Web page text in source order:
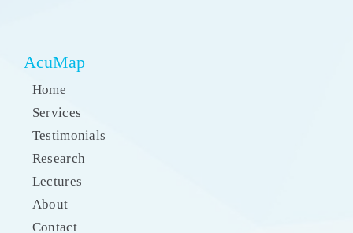
AcuMap
Home
Services
Testimonials
Research
Lectures
About
Contact